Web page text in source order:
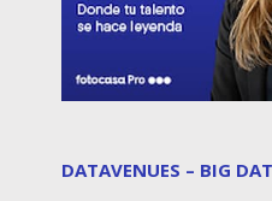
DATAVENUES – BIG